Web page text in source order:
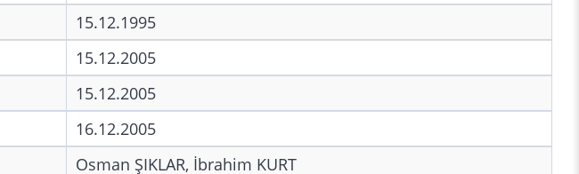
15.12.1995
15.12.2005
15.12.2005
16.12.2005
Osman ŞIKLAR, İbrahim KURT